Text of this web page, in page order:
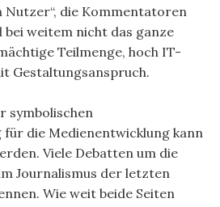
Nutzer“, die Kommentatoren
bei weitem nicht das ganze
Teilmenge, hoch IT-
Gestaltungsanspruch.
symbolischen
für die Medienentwicklung kann
Viele Debatten um die
Journalismus der letzten
Wie weit beide Seiten